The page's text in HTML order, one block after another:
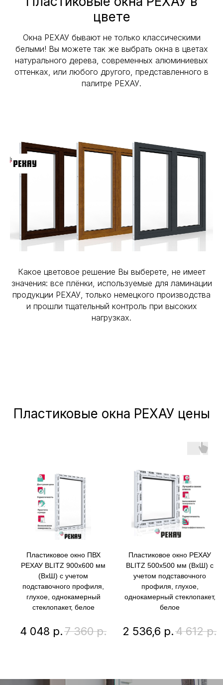
цвете
Окна РЕХАУ бывают не только классическими
белыми! Вы можете так же выбрать окна в цветах
натурального дерева, современных алюминиевых
оттенках, или любого другого, представленного в
палитре РЕХАУ.
Какое цветовое решение Вы выберете, не имеет
значения: все плёнки, используемые для ламинации
продукции РЕХАУ, только немецкого производства
и прошли тщательный контроль при высоких
нагрузках.
Пластиковые окна РЕХАУ цены
Пластиковое окно ПВХ
РЕХАУ BLITZ 900х600 мм
(ВхШ) с учетом
подставочного профиля,
глухое, однокамерный
стеклопакет, белое
4 048 р.7 360 р.
Пластиковое окно РЕХАУ
BLITZ 500х500 мм (ВхШ) с
учетом подставочного
профиля, глухое,
однокамерный стеклопакет,
белое
2 536,6 р.4 612 р.